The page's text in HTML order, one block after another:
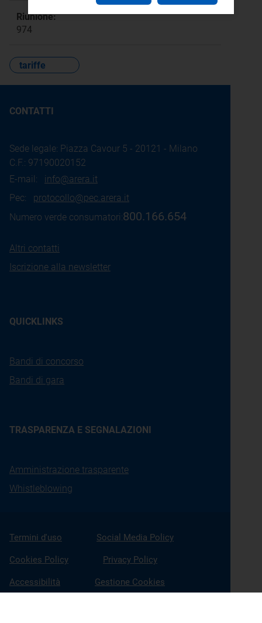
Riunione:
974
tariffe
CONTATTI
Sede legale: Piazza Cavour 5 - 20121 - Milano
C.F.: 97190020152
E-mail: info@arera.it
Pec: protocollo@pec.arera.it
Numero verde consumatori:800.166.654
Altri contatti
Iscrizione alla newsletter
QUICKLINKS
Bandi di concorso
Bandi di gara
TRASPARENZA E SEGNALAZIONI
Amministrazione trasparente
Whistleblowing
Termini d'uso Social Media Policy
Cookies Policy Privacy Policy
Accessibilità Gestione Cookies